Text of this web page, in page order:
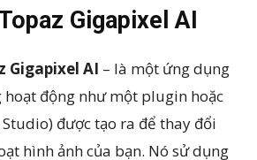
Gigapixel AI
Gigapixel AI – là một ứng dụng
hoạt động như một plugin hoặc
được tạo ra để thay đổi
hình ảnh của bạn. Nó sử dụng